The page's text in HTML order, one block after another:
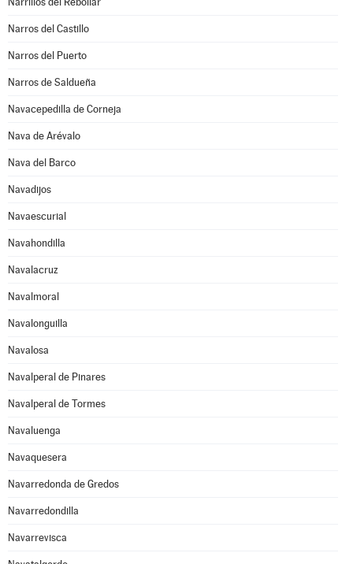
Narros del Castillo
Narros del Puerto
Narros de Saldueña
Navacepedilla de Corneja
Nava de Arévalo
Nava del Barco
Navadijos
Navaescurial
Navahondilla
Navalacruz
Navalmoral
Navalonguilla
Navalosa
Navalperal de Pinares
Navalperal de Tormes
Navaluenga
Navaquesera
Navarredonda de Gredos
Navarredondilla
Navarrevisca